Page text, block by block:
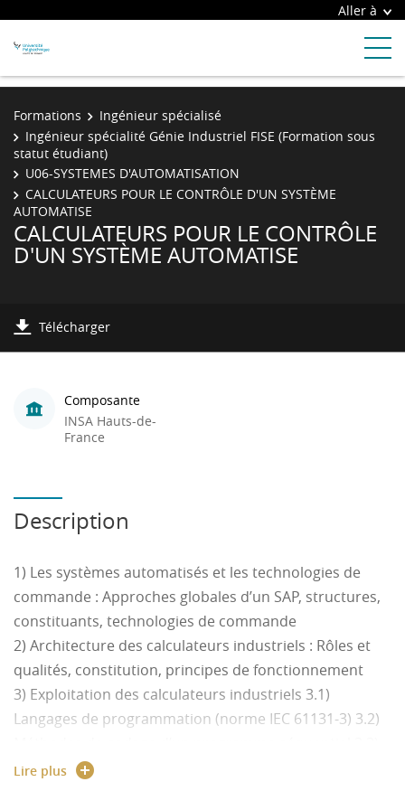
Aller à
Formations
Ingénieur spécialisé
Ingénieur spécialité Génie Industriel FISE (Formation sous
statut étudiant)
U06-SYSTEMES D'AUTOMATISATION
CALCULATEURS POUR LE CONTRÔLE D'UN SYSTÈME
AUTOMATISE
CALCULATEURS POUR LE CONTRÔLE
D'UN SYSTÈME AUTOMATISE
Télécharger
Composante
INSA Hauts-de-
France
Description
1) Les systèmes automatisés et les technologies de
commande : Approches globales d’un SAP, structures,
constituants, technologies de commande
2) Architecture des calculateurs industriels : Rôles et
qualités, constitution, principes de fonctionnement
3) Exploitation des calculateurs industriels 3.1)
Langages de programmation (norme IEC 61131-3) 3.2)
Modes de marche et interactions avec l'utilisateur 3.4)
Lire plus